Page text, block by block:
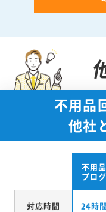
不用品
他社
不用
プロ
対応時間 24時